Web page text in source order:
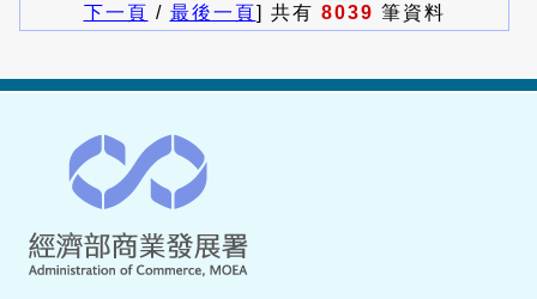
下一頁 / 最後一頁] 共有 8039 筆資料